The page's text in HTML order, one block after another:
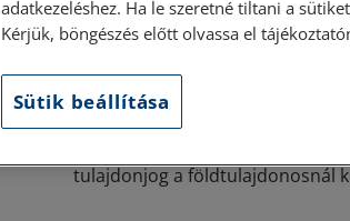
válik, annak tulajdonjoga
törvény erejénél fogva történik,
A szabályozás mögött az a
tulajdonjog a földtulajdonosnál
adatkezeléshez. Ha le szeretné tiltani a
Kérjük, böngészés előtt olvassa el
Sütik beállítása